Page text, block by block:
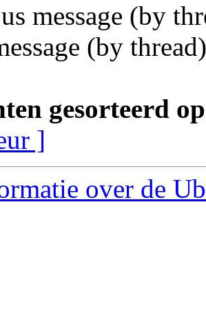
message (by
(by
gesorteerd
]
over de